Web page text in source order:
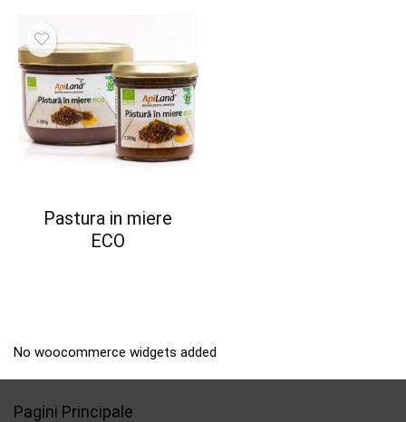
Pastura in miere
ECO
No woocommerce widgets added
Pagini Principale